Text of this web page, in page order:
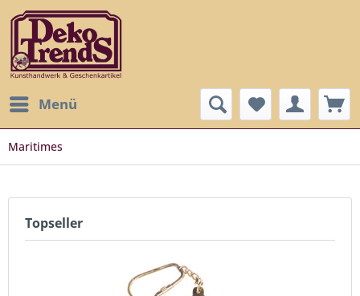
Menü
Maritimes
Topseller